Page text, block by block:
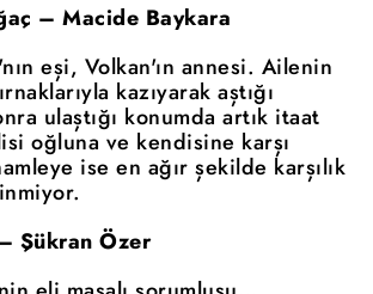
– Macide Baykara
eşi, Volkan'ın annesi. Ailenin
kazıyarak aştığı
ulaştığı konumda artık itaat
oğluna ve kendisine karşı
ise en ağır şekilde karşılık
Şükran Özer